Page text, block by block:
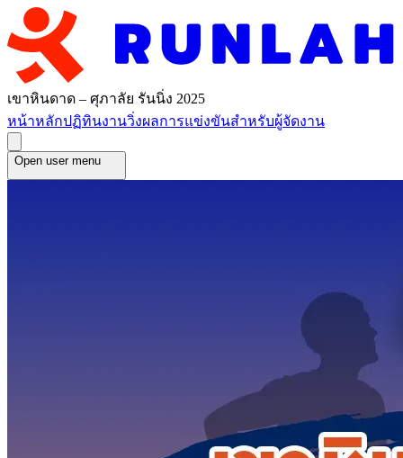
เขาหินดาด – ศุภาลัย รันนิ่ง 2025
หน้าหลักปฏิทินงานวิ่งผลการแข่งขันสำหรับผู้จัดงาน
Open user menu